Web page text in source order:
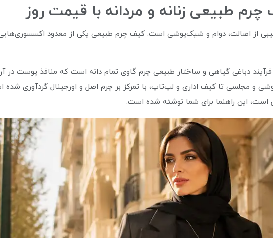
طبیعی زنانه و مردانه با قیمت روز
از اصالت، دوام و شیک‌پوشی است. کیف چرم طبیعی یکی از معدود
فرآیند دباغی گیاهی و ساختار طبیعی چرم گاوی تمام‌ دانه است که منافذ پوست
و مجلسی تا کیف اداری و لپ‌تاپ، با تمرکز بر چرم اصل و اورجینال گردآوری
این راهنما برای شما نوشته شده است.